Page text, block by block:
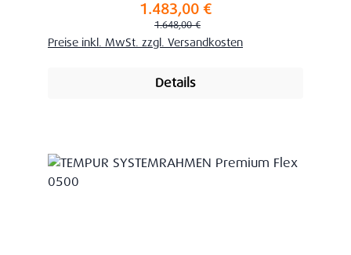
Verkaufspreis:1.483,00 €
Regulärer Preis:
1.648,00 €
Preise inkl. MwSt. zzgl. Versandkosten
Details